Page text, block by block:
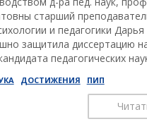
старший
и педагогики Дарья
защитила диссертацию
педагогических
ДОСТИЖЕНИЯ ПИП